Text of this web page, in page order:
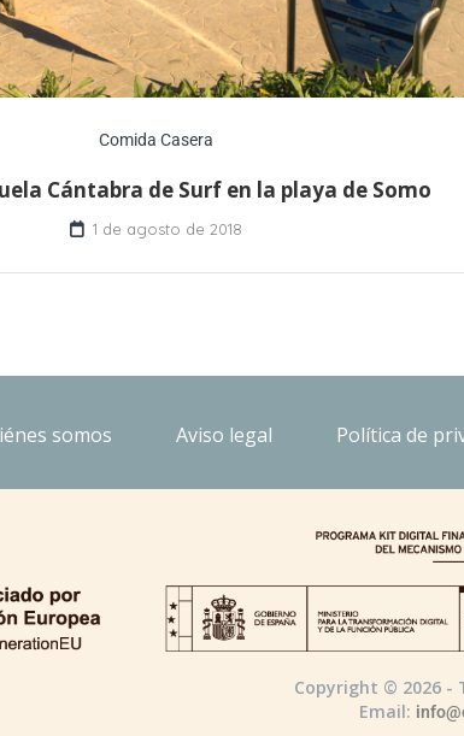
Comida Casera
Cántabra de Surf en la playa de Somo
1 de agosto de 2018
somos Aviso legal Política de
Copyright © 2026 -
Email: